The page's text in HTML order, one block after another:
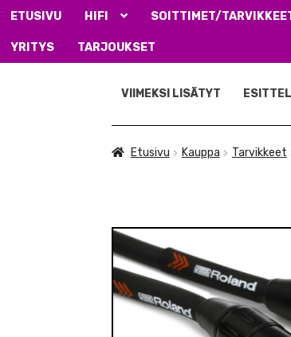
ETUSIVU HIFI SOITTIMET/
YRITYS TARJOUKSET
navigointiin
sisältöön
VIIMEKSI LISÄTYT
Etusivu Kauppa Tarvikkeet